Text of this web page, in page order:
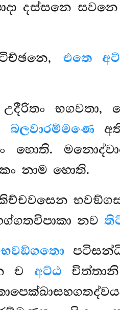
දස්සනෙ
එතෙ
භගවතා,
බලවාරම්මණෙ
හොති.
නාම හොති.
නව
ච අට්ඨ